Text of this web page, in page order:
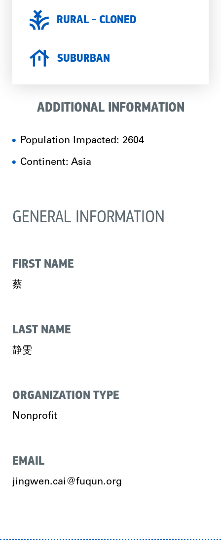
RURAL - CLONED
SUBURBAN
ADDITIONAL INFORMATION
Population Impacted: 2604
Continent: Asia
GENERAL INFORMATION
FIRST NAME
蔡
LAST NAME
静雯
ORGANIZATION TYPE
Nonprofit
EMAIL
jingwen.cai@fuqun.org